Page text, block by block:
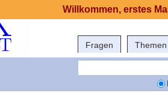
Fragen Themen
Willkommen, erstes